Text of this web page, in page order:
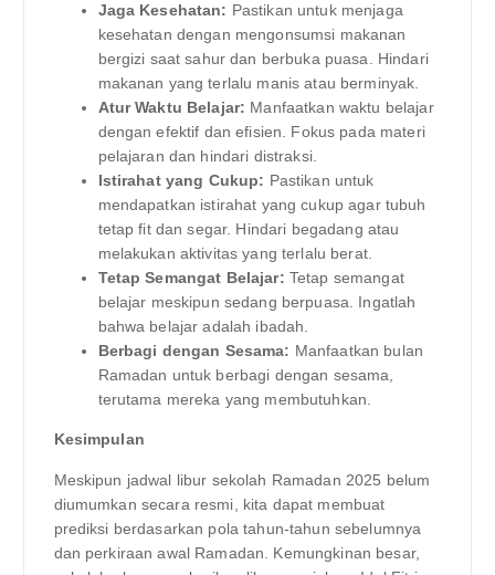
Jaga Kesehatan: Pastikan untuk menjaga
kesehatan dengan mengonsumsi makanan
bergizi saat sahur dan berbuka puasa. Hindari
makanan yang terlalu manis atau berminyak.
Atur Waktu Belajar: Manfaatkan waktu belajar
dengan efektif dan efisien. Fokus pada materi
pelajaran dan hindari distraksi.
Istirahat yang Cukup: Pastikan untuk
mendapatkan istirahat yang cukup agar tubuh
tetap fit dan segar. Hindari begadang atau
melakukan aktivitas yang terlalu berat.
Tetap Semangat Belajar: Tetap semangat
belajar meskipun sedang berpuasa. Ingatlah
bahwa belajar adalah ibadah.
Berbagi dengan Sesama: Manfaatkan bulan
Ramadan untuk berbagi dengan sesama,
terutama mereka yang membutuhkan.
Kesimpulan
Meskipun jadwal libur sekolah Ramadan 2025 belum
diumumkan secara resmi, kita dapat membuat
prediksi berdasarkan pola tahun-tahun sebelumnya
dan perkiraan awal Ramadan. Kemungkinan besar,